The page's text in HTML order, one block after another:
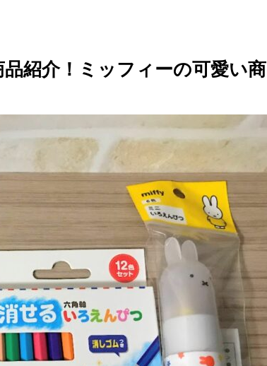
紹介！ミッフィーの可愛い商